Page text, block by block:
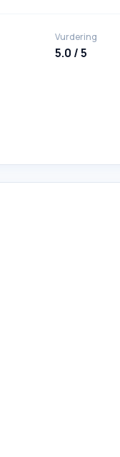
Vurdering
5.0 / 5